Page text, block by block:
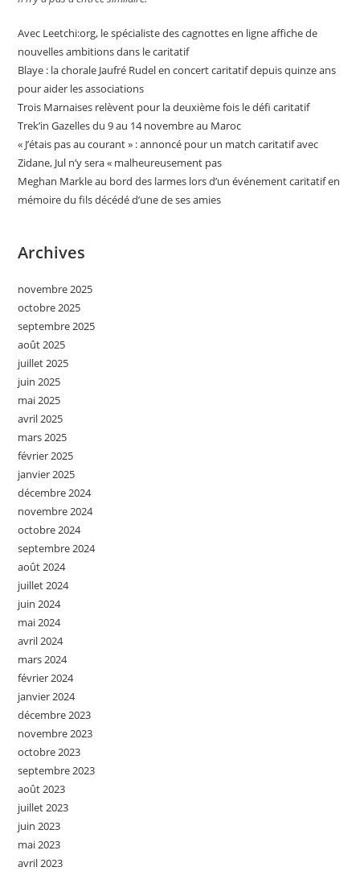
Avec Leetchi:org, le spécialiste des cagnottes en ligne affiche de
nouvelles ambitions dans le caritatif
Blaye : la chorale Jaufré Rudel en concert caritatif depuis quinze ans
pour aider les associations
Trois Marnaises relèvent pour la deuxième fois le défi caritatif
Trek’in Gazelles du 9 au 14 novembre au Maroc
« J’étais pas au courant » : annoncé pour un match caritatif avec
Zidane, Jul n’y sera « malheureusement pas
Meghan Markle au bord des larmes lors d’un événement caritatif en
mémoire du fils décédé d’une de ses amies
Archives
novembre 2025
octobre 2025
septembre 2025
août 2025
juillet 2025
juin 2025
mai 2025
avril 2025
mars 2025
février 2025
janvier 2025
décembre 2024
novembre 2024
octobre 2024
septembre 2024
août 2024
juillet 2024
juin 2024
mai 2024
avril 2024
mars 2024
février 2024
janvier 2024
décembre 2023
novembre 2023
octobre 2023
septembre 2023
août 2023
juillet 2023
juin 2023
mai 2023
avril 2023